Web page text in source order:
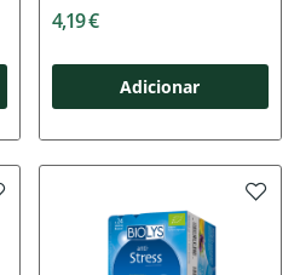
4,19 €
Adicionar